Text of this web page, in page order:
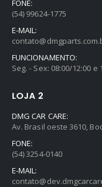
FONE:
(54) 99624-1775
E-MAIL:
FUNCIONAMENTO:
Seg. - Sex: 08:00/12:00
LOJA 2
DMG CAR CARE:
Av. Brasil oeste 3610,
FONE:
(54) 3254-0140
E-MAIL: